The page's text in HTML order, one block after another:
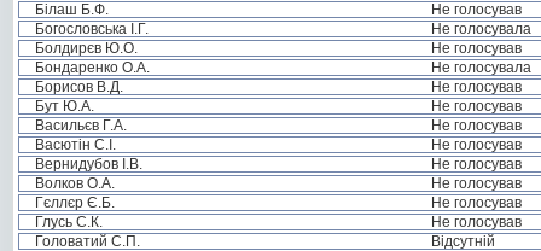
Білаш Б.Ф.
Не голосував
Богословська І.Г.
Не голосувала
Болдирєв Ю.О.
Не голосував
Бондаренко О.А.
Не голосувала
Борисов В.Д.
Не голосував
Бут Ю.А.
Не голосував
Васильєв Г.А.
Не голосував
Васютін С.І.
Не голосував
Вернидубов І.В.
Не голосував
Волков О.А.
Не голосував
Гєллєр Є.Б.
Не голосував
Глусь С.К.
Не голосував
Головатий С.П.
Відсутній